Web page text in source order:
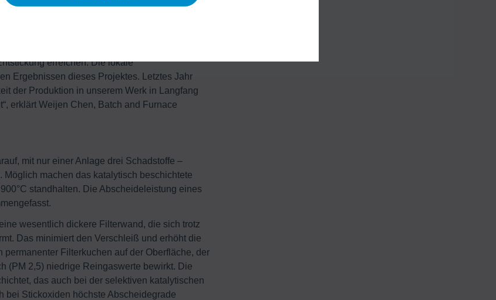
Betrieb genommen haben, herrschte an 143
ist, dass wir an keinem dieser Tage unsere
Gebiet liegt, für das hohe Umweltauflagen
erreichen. Die lokale
Ergebnissen dieses Projektes. Letztes Jahr
der Produktion in unserem Werk in Langfang
erklärt Weijen Chen, Batch and Furnace
mit nur einer Anlage drei Schadstoffe –
machen das katalytisch beschichtete
standhalten. Die Abscheideleistung eines
wesentlich dickere Filterwand, die sich trotz
Das minimiert den Verschleiß und erhöht die
permanenter Filterkuchen auf der Oberfläche, der
(PM 2,5) niedrige Reingaswerte bewirkt. Die
das auch bei der selektiven katalytischen
bei Stickoxiden höchste Abscheidegrade